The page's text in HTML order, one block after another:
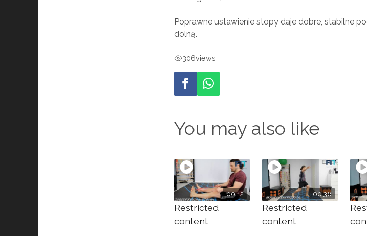
Poprawne ustawienie stopy daje dobre, stabilne
dolną.
306views
You may also like
00:12
Restricted
content
00:36
Restricted
content